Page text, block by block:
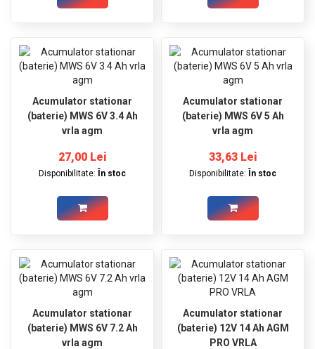
Acumulator stationar
(baterie) MWS 6V 3.4 Ah
vrla agm
27,00 Lei
Disponibilitate: În stoc
Acumulator stationar
(baterie) MWS 6V 5 Ah
vrla agm
33,63 Lei
Disponibilitate: În stoc
Acumulator stationar
(baterie) MWS 6V 7.2 Ah
vrla agm
Acumulator stationar
(baterie) 12V 14 Ah AGM
PRO VRLA